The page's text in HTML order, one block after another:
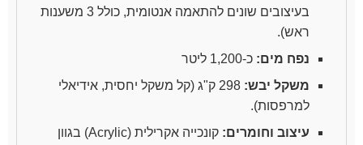
בעיצובים שונים להתאמה אנטומית, כולל 3 משענות
ראש).
נפח מים: כ-1,200 ליטר
משקל יבש:
298 ק"ג (קל משקל יחסית, אידיאלי
למרפסות).
עיצוב וחומרים:
קונכייה אקרילית (Acrylic) בגוון